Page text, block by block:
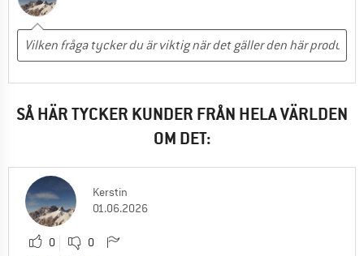
SÅ HÄR TYCKER KUNDER FRÅN HELA VÄRLDEN
OM DET:
Kerstin
01.06.2026
0 0